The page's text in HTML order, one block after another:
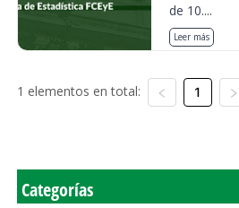
de 10....
Leer más
1 elementos en total: 1
Categorías